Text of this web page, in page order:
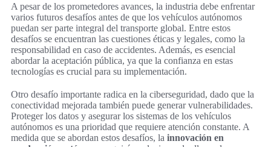
A pesar de los prometedores avances, la industria debe enfrentar
varios futuros desafíos antes de que los vehículos autónomos
puedan ser parte integral del transporte global. Entre estos
desafíos se encuentran las cuestiones éticas y legales, como la
responsabilidad en caso de accidentes. Además, es esencial
abordar la aceptación pública, ya que la confianza en estas
tecnologías es crucial para su implementación.
Otro desafío importante radica en la ciberseguridad, dado que la
conectividad mejorada también puede generar vulnerabilidades.
Proteger los datos y asegurar los sistemas de los vehículos
autónomos es una prioridad que requiere atención constante. A
medida que se abordan estos desafíos, la innovación en